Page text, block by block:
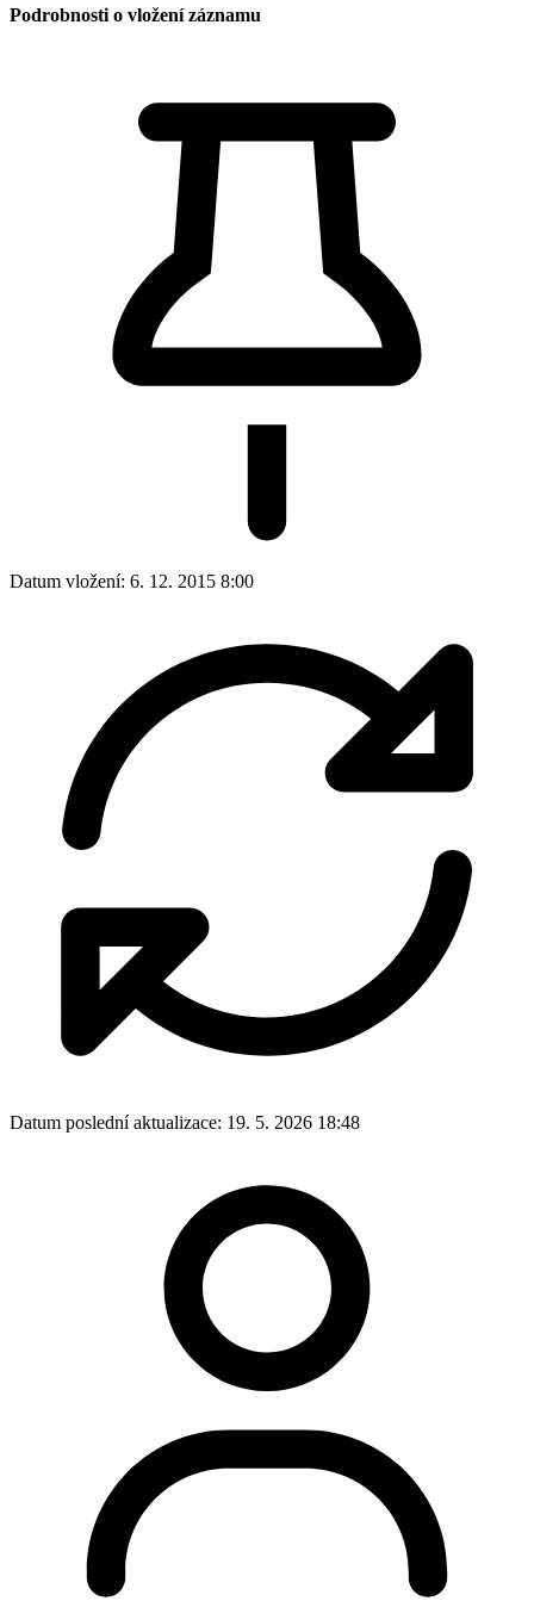
Podrobnosti o vložení záznamu
Datum vložení: 6. 12. 2015 8:00
Datum poslední aktualizace: 19. 5. 2026 18:48